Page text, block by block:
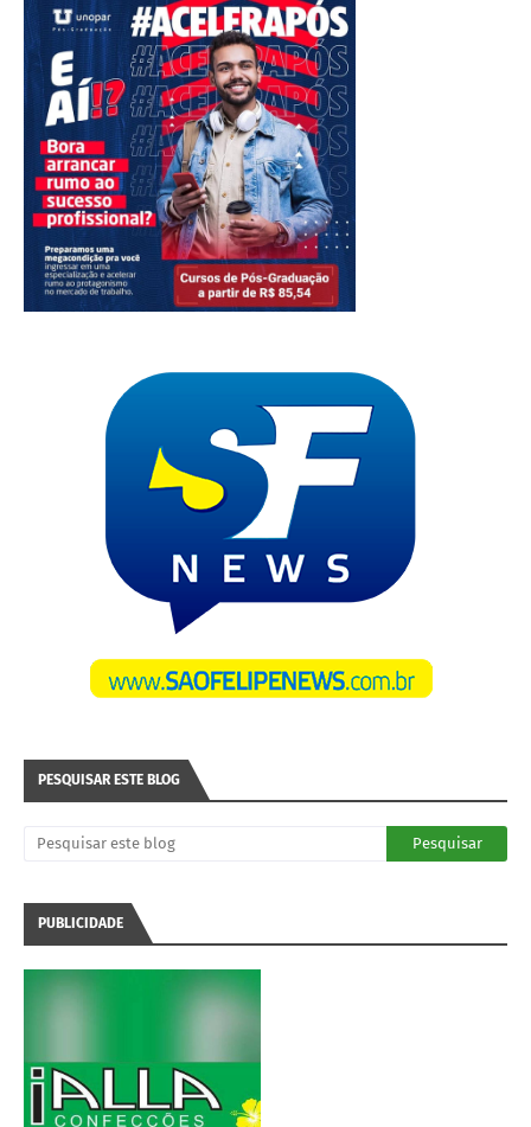
PESQUISAR ESTE BLOG
PUBLICIDADE